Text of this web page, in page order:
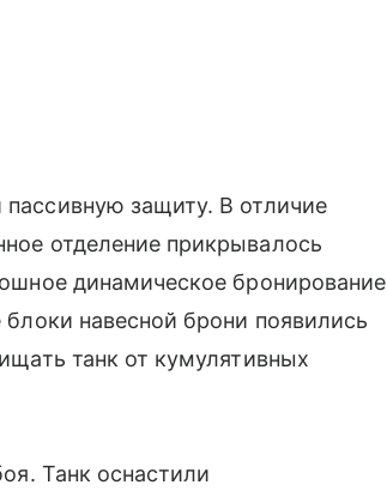
защиту. В отличие
отделение прикрывалось
динамическое бронирование
навесной брони появились
танк от кумулятивных
Танк оснастили